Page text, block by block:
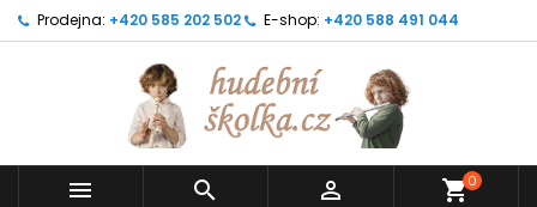
Prodejna: +420 585 202 502 E-shop: +420 588 491 044
   shopping_cart0